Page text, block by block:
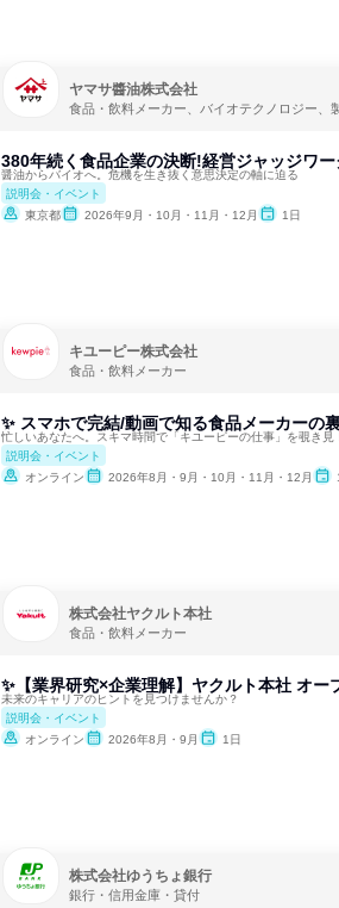
ヤマサ醬油株式会社
食品・飲料メーカー、バイオテクノロジー、
380年続く食品企業の決断!経営ジャッジワ
醤油からバイオへ。危機を生き抜く意思決定の軸に迫る
説明会・イベント
東京都
2026年9月・10月・11月・12月 1日
キユーピー株式会社
食品・飲料メーカー
✨ スマホで完結/動画で知る食品メーカーの
忙しいあなたへ。スキマ時間で「キユーピーの仕事」を覗き見
説明会・イベント
オンライン
2026年8月・9月・10月・11月・12月
株式会社ヤクルト本社
食品・飲料メーカー
✨【業界研究×企業理解】ヤクルト本社 オー
未来のキャリアのヒントを見つけませんか？
説明会・イベント
オンライン
2026年8月・9月 1日
株式会社ゆうちょ銀行
銀行・信用金庫・貸付